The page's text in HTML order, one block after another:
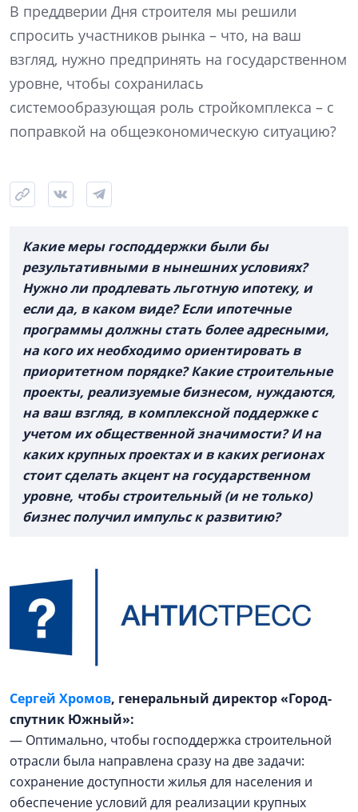
В преддверии Дня строителя мы решили
спросить участников рынка – что, на ваш
взгляд, нужно предпринять на государственном
уровне, чтобы сохранилась
системообразующая роль стройкомплекса – с
поправкой на общеэкономическую ситуацию?
Какие меры господдержки были бы
результативными в нынешних условиях?
Нужно ли продлевать льготную ипотеку, и
если да, в каком виде? Если ипотечные
программы должны стать более адресными,
на кого их необходимо ориентировать в
приоритетном порядке? Какие строительные
проекты, реализуемые бизнесом, нуждаются,
на ваш взгляд, в комплексной поддержке с
учетом их общественной значимости? И на
каких крупных проектах и в каких регионах
стоит сделать акцент на государственном
уровне, чтобы строительный (и не только)
бизнес получил импульс к развитию?
Сергей Хромов, генеральный директор «Город-
спутник Южный»:
— Оптимально, чтобы господдержка строительной
отрасли была направлена сразу на две задачи:
сохранение доступности жилья для населения и
обеспечение условий для реализации крупных